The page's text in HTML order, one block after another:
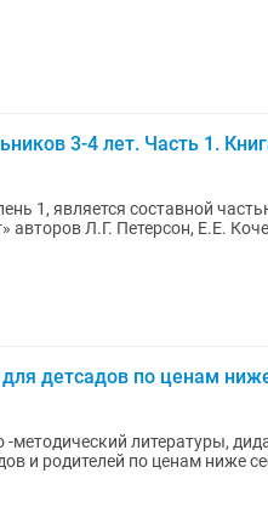
3-4 лет. Часть 1.
1, является составной
Л.Г. Петерсон, Е.Е.
детсадов по ценам
литературы,
и родителей по ценам ниже